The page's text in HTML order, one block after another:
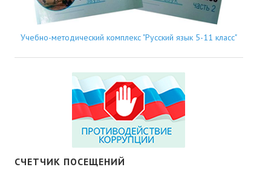
Учебно-методический комплекс "Русский язык 5-11 класс"
СЧЕТЧИК ПОСЕЩЕНИЙ